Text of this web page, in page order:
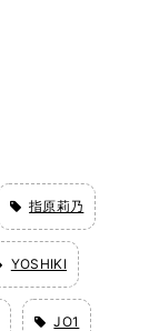
指原莉乃
YOSHIKI
JO1